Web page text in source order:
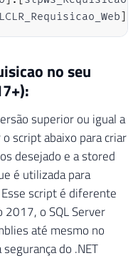
'Ole Automation
;
no seu
superior ou igual a
script abaixo para criar
desejado e a stored
é utilizada para
script é diferente
o SQL Server
até mesmo no
do .NET